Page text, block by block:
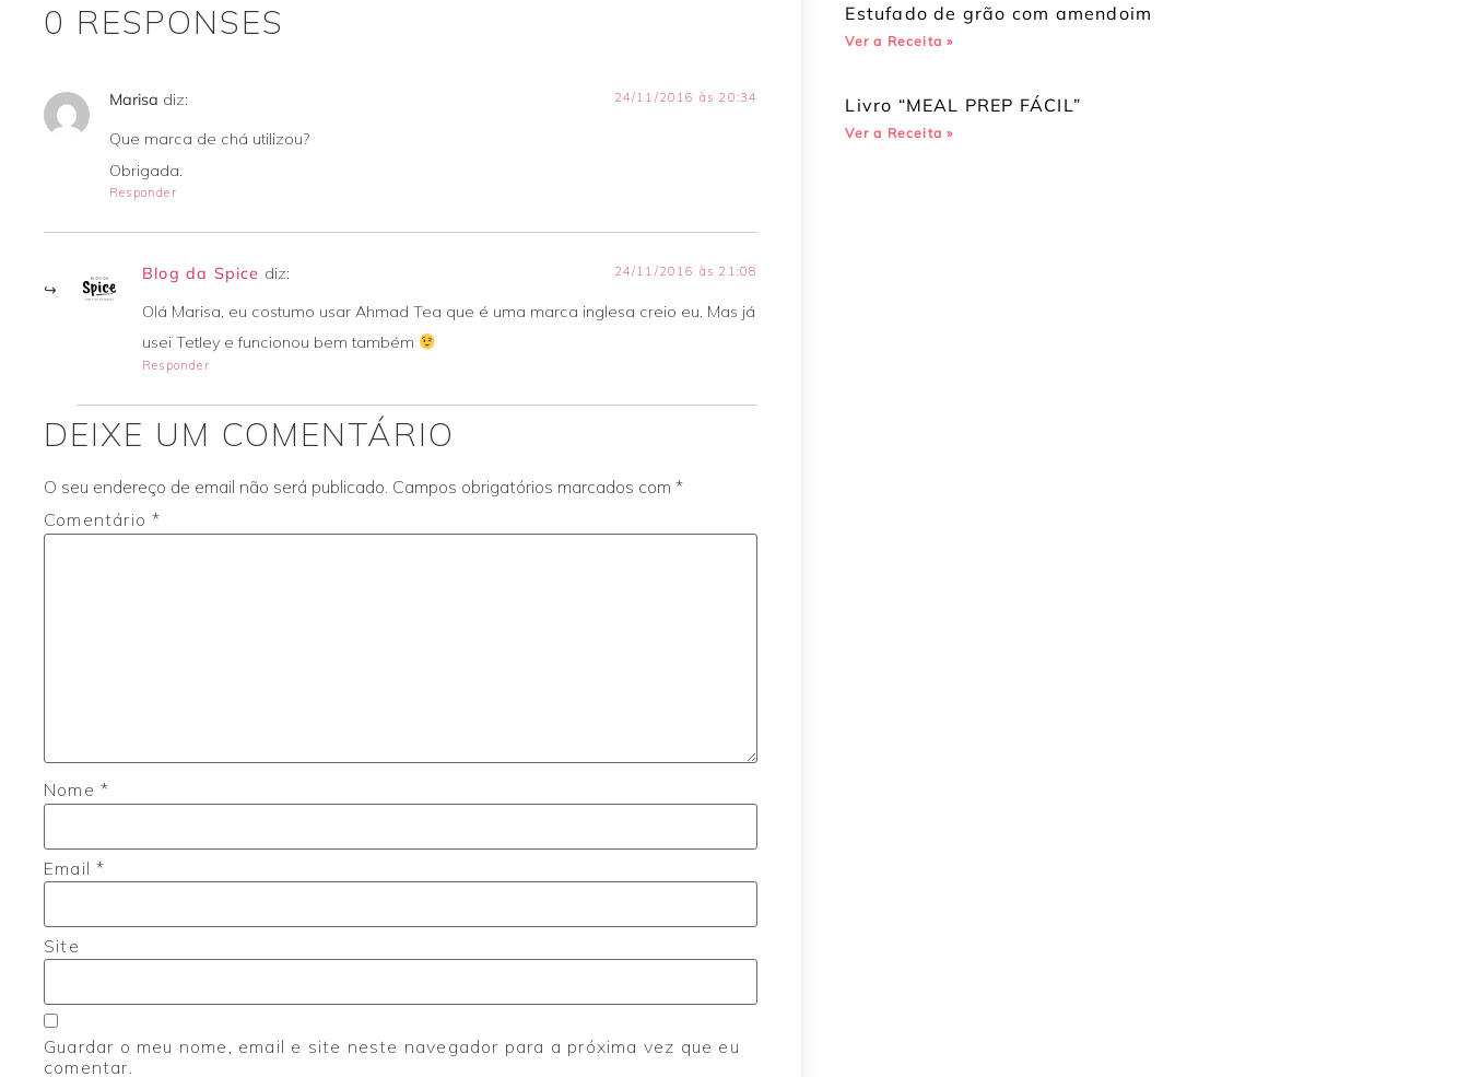
0 RESPONSES
Marisa diz: 24/11/2016 às 20:34
Que marca de chá utilizou?
Obrigada.
Responder
Blog da Spice diz: 24/11/2016 às 21:08
Olá Marisa, eu costumo usar Ahmad Tea que é uma marca inglesa creio eu. Mas já
usei Tetley e funcionou bem também
Responder
DEIXE UM COMENTÁRIO
O seu endereço de email não será publicado. Campos obrigatórios marcados com *
Comentário*
Nome *
Email*
Site
Guardar o meu nome, email e site neste navegador para a próxima vez que eu
comentar.
Estufado de grão com amendoim
Ver a Receita »
Livro “MEAL PREP FÁCIL”
Ver a Receita »